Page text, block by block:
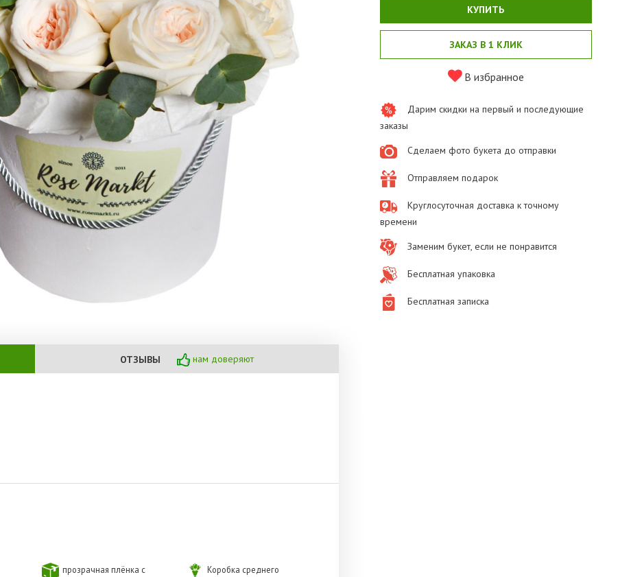
ОТЗЫВЫ нам доверяют
прозрачная плёнка с
Коробка среднего
КУПИТЬ
ЗАКАЗ В 1 КЛИК
В избранное
Дарим скидки на первый и последующие
заказы
Сделаем фото букета до отправки
Отправляем подарок
Круглосуточная доставка к точному
времени
Заменим букет, если не понравится
Бесплатная упаковка
Бесплатная записка